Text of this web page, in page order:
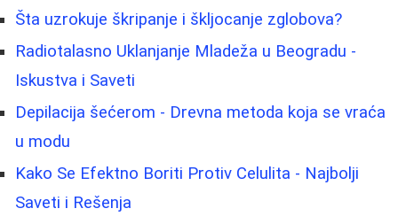
Šta uzrokuje škripanje i škljocanje zglobova?
Radiotalasno Uklanjanje Mladeža u Beogradu -
Iskustva i Saveti
Depilacija šećerom - Drevna metoda koja se vraća
u modu
Kako Se Efektno Boriti Protiv Celulita - Najbolji
Saveti i Rešenja